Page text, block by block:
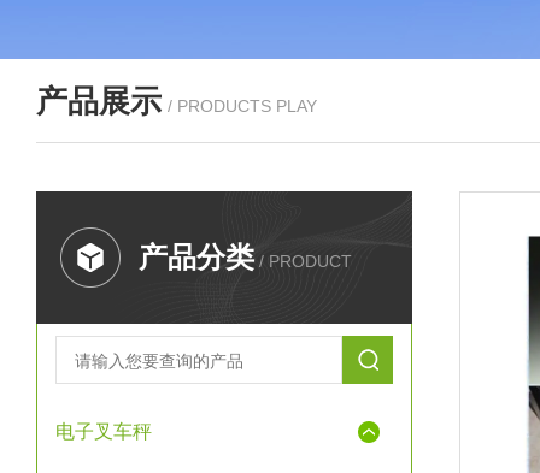
产品展示 / PRODUCTS PLAY
产品分类 / PRODUCT
电子叉车秤